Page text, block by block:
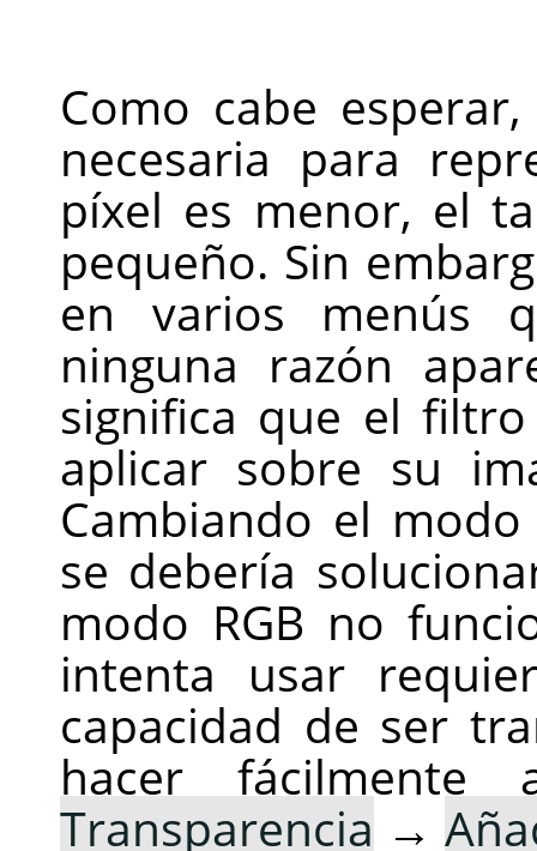
Como cabe
necesaria para
píxel es menor, el
pequeño. Sin
en varios menús
ninguna razón
significa que el
aplicar sobre su
Cambiando el
se debería
modo RGB no
intenta usar
capacidad de ser
hacer
Transparencia →